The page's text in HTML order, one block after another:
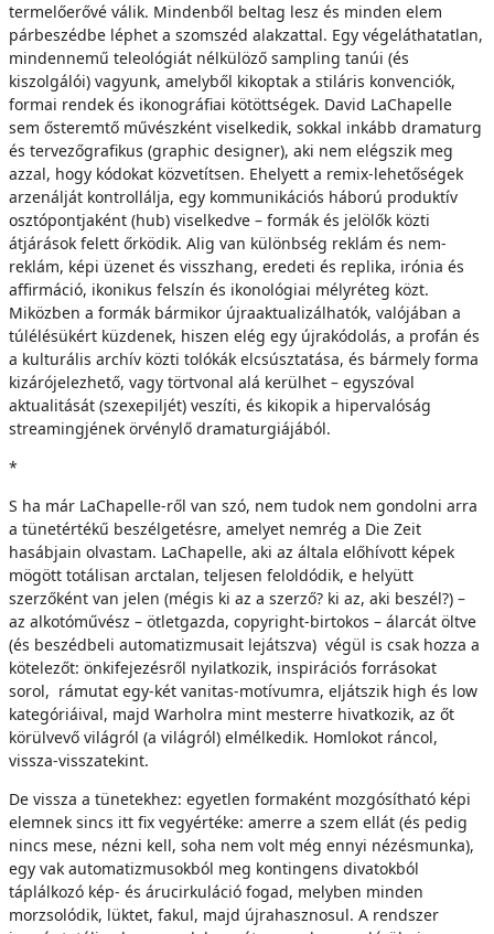
termelőerővé válik. Mindenből beltag lesz és minden elem
párbeszédbe léphet a szomszéd alakzattal. Egy végeláthatatlan,
mindennemű teleológiát nélkülöző sampling tanúi (és
kiszolgálói) vagyunk, amelyből kikoptak a stiláris konvenciók,
formai rendek és ikonográfiai kötöttségek. David LaChapelle
sem ősteremtő művészként viselkedik, sokkal inkább dramaturg
és tervezőgrafikus (graphic designer), aki nem elégszik meg
azzal, hogy kódokat közvetítsen. Ehelyett a remix-lehetőségek
arzenálját kontrollálja, egy kommunikációs háború produktív
osztópontjaként (hub) viselkedve – formák és jelölők közti
átjárások felett őrködik. Alig van különbség reklám és nem-
reklám, képi üzenet és visszhang, eredeti és replika, irónia és
affirmáció, ikonikus felszín és ikonológiai mélyréteg közt.
Miközben a formák bármikor újraaktualizálhatók, valójában a
túlélésükért küzdenek, hiszen elég egy újrakódolás, a profán és
a kulturális archív közti tolókák elcsúsztatása, és bármely forma
kizárójelezhető, vagy törtvonal alá kerülhet – egyszóval
aktualitását (szexepiljét) veszíti, és kikopik a hipervalóság
streamingjének örvénylő dramaturgiájából.
*
S ha már LaChapelle-ről van szó, nem tudok nem gondolni arra
a tünetértékű beszélgetésre, amelyet nemrég a Die Zeit
hasábjain olvastam. LaChapelle, aki az általa előhívott képek
mögött totálisan arctalan, teljesen feloldódik, e helyütt
szerzőként van jelen (mégis ki az a szerző? ki az, aki beszél?) –
az alkotóművész – ötletgazda, copyright-birtokos – álarcát öltve
(és beszédbeli automatizmusait lejátszva) végül is csak hozza a
kötelezőt: önkifejezésről nyilatkozik, inspirációs forrásokat
sorol, rámutat egy-két vanitas-motívumra, eljátszik high és low
kategóriáival, majd Warholra mint mesterre hivatkozik, az őt
körülvevő világról (a világról) elmélkedik. Homlokot ráncol,
vissza-visszatekint.
De vissza a tünetekhez: egyetlen formaként mozgósítható képi
elemnek sincs itt fix vegyértéke: amerre a szem ellát (és pedig
nincs mese, nézni kell, soha nem volt még ennyi nézésmunka),
egy vak automatizmusokból meg kontingens divatokból
táplálkozó kép- és árucirkuláció fogad, melyben minden
morzsolódik, lüktet, fakul, majd újrahasznosul. A rendszer